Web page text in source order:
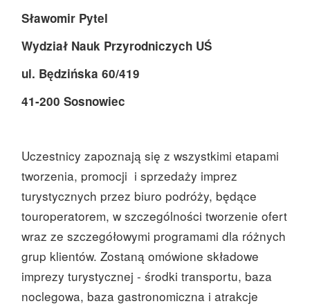
Sławomir Pytel
Wydział Nauk Przyrodniczych UŚ
ul. Będzińska 60/419
41-200 Sosnowiec
Uczestnicy zapoznają się z wszystkimi etapami
tworzenia, promocji i sprzedaży imprez
turystycznych przez biuro podróży, będące
touroperatorem, w szczególności tworzenie ofert
wraz ze szczegółowymi programami dla różnych
grup klientów. Zostaną omówione składowe
imprezy turystycznej - środki transportu, baza
noclegowa, baza gastronomiczna i atrakcje